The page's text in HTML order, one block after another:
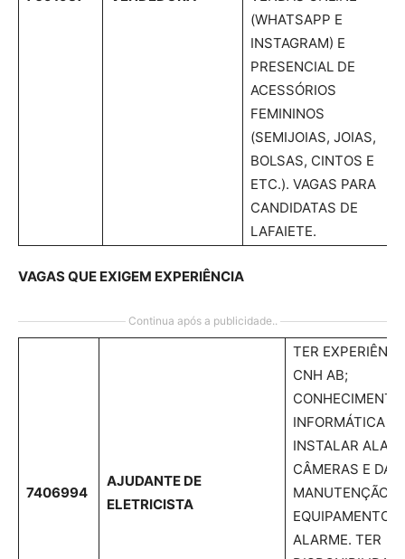
(WHATSAPP E
INSTAGRAM) E
PRESENCIAL DE
ACESSÓRIOS
FEMININOS
(SEMIJOIAS, JOIAS,
BOLSAS, CINTOS E
ETC.). VAGAS PARA
CANDIDATAS DE
LAFAIETE.
VAGAS QUE EXIGEM EXPERIÊNCIA
Continua após a publicidade..
7406994
AJUDANTE DE
ELETRICISTA
TER
CNH AB;
INFORMÁTICA
INSTALAR
CÂMERAS E DAR
MANUTENÇÃO
EQUIPAMENTOS
ALARME. TER